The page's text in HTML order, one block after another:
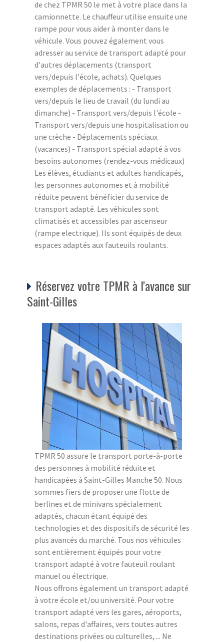
de chez TPMR 50 le met à votre place dans la
camionnette. Le chauffeur utilise ensuite une
rampe pour vous aider à monter dans le
véhicule. Vous pouvez également vous
adresser au service de transport adapté pour
d'autres déplacements (transport
vers/depuis l'école, achats). Quelques
exemples de déplacements : - Transport
vers/depuis le lieu de travail (du lundi au
dimanche) - Transport vers/depuis l'école -
Transport vers/depuis une hospitalisation ou
une crèche - Déplacements spéciaux
(vacances) - Transport spécial adapté à vos
besoins autonomes (rendez-vous médicaux)
Les élèves, étudiants et adultes handicapés,
les personnes autonomes et à mobilité
réduite peuvent bénéficier du service de
transport adapté. Les véhicules sont
climatisés et accessibles par ascenseur
(rampe electrique). Ils sont équipés de deux
espaces adaptés aux fauteuils roulants.
Réservez votre TPMR à l'avance sur
Saint-Gilles
TPMR 50 assure le transport porte-à-porte
des personnes à mobilité réduite et
handicapées à Saint-Gilles Manche 50. Nous
sommes fiers de proposer une flotte de
berlines et de minivans spécialement
adaptés, chacun étant équipé des
technologies et des dispositifs de sécurité les
plus avancés du marché. Tous nos véhicules
sont entièrement équipés pour votre
transport adapté à votre fauteuil roulant
manuel ou électrique.
Nous offrons également un transport adapté
à votre école et/ou université. Pour votre
transport adapté vers les gares, aéroports,
salons, repas d'affaires, vers toutes autres
destinations privées ou culturelles, ... Ne